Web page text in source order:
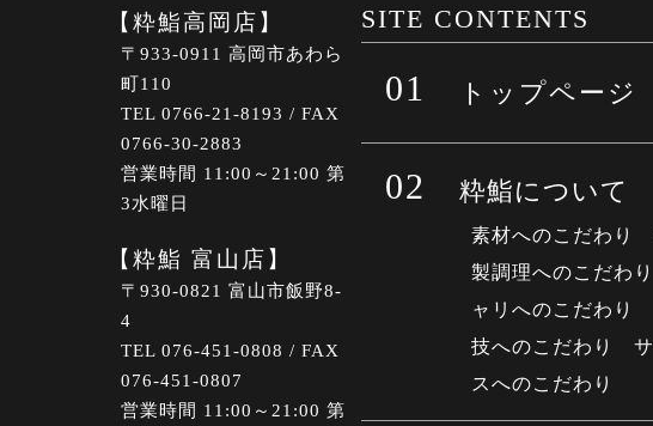
【粋鮨高岡店】
〒933-0911 高岡市あわら
町110
TEL 0766-21-8193 / FAX
0766-30-2883
営業時間 11:00～21:00 第
3水曜日
【粋鮨 富山店】
〒930-0821 富山市飯野8-
4
TEL 076-451-0808 / FAX
076-451-0807
営業時間 11:00～21:00 第
SITE CONTENTS
01 トップページ
02 粋鮨について
素材へのこだわり
製調理へのこだわり
ャリへのこだわり
技へのこだわり
スへのこだわり